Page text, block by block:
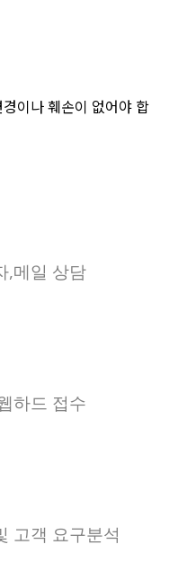
이나 훼손이 없어야 합
,메일 상담
하드 접수
고객 요구분석